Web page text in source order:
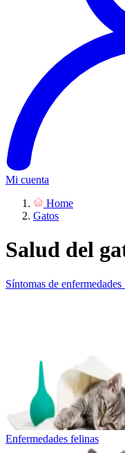
Mi cuenta
Home
Gatos
Salud del
Síntomas de enfermedades
Enfermedades felinas